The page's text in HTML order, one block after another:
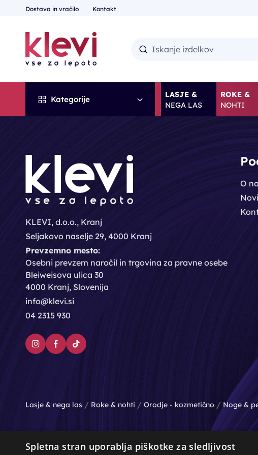
Dostava in vračilo Kontakt
Kategorije
LASJE &
NEGA LAS
ROKE &
NOHTI
KLEVI, d.o.o., Kranj
Seljakovo naselje 29, 4000 Kranj
Prevzemno mesto:
Osebni prevzem naročil in trgovina za pravne osebe
Bleiweisova ulica 30
4000 Kranj, Slovenija
info@klevi.si
04 2315 930
O
Lasje & nega las / Roke & nohti / Orodje - kozmetično / Noge &
Spletna stran uporablja piškotke za sledljivost